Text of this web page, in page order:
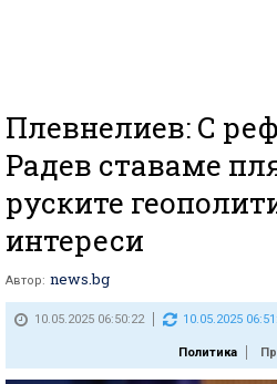
Плевнелиев: С
Радев ставаме
руските
интереси
Автор: news.bg
10.05.2025 06:50:22 10.05.2025
Политика